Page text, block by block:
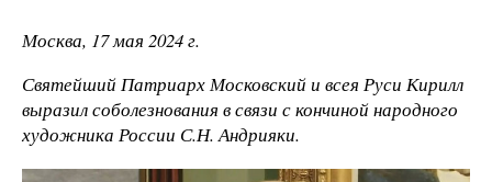
Москва, 17 мая 2024 г.
Святейший Патриарх Московский и всея Руси Кирилл
выразил соболезнования в связи с кончиной народного
художника России С.Н. Андрияки.